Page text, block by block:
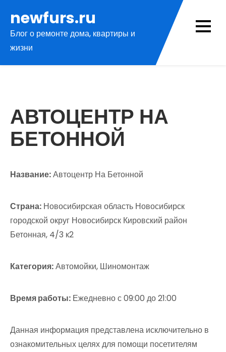
содержимому
newfurs.ru
Блог о ремонте дома, квартиры и
жизни
АВТОЦЕНТР НА
БЕТОННОЙ
Название:Автоцентр На Бетонной
Страна: Новосибирская область Новосибирск
городской округ Новосибирск Кировский район
Бетонная, 4/3 к2
Категория:Автомойки, Шиномонтаж
Время работы: Ежедневно с 09:00 до 21:00
Данная информация представлена исключительно в
ознакомительных целях для помощи посетителям